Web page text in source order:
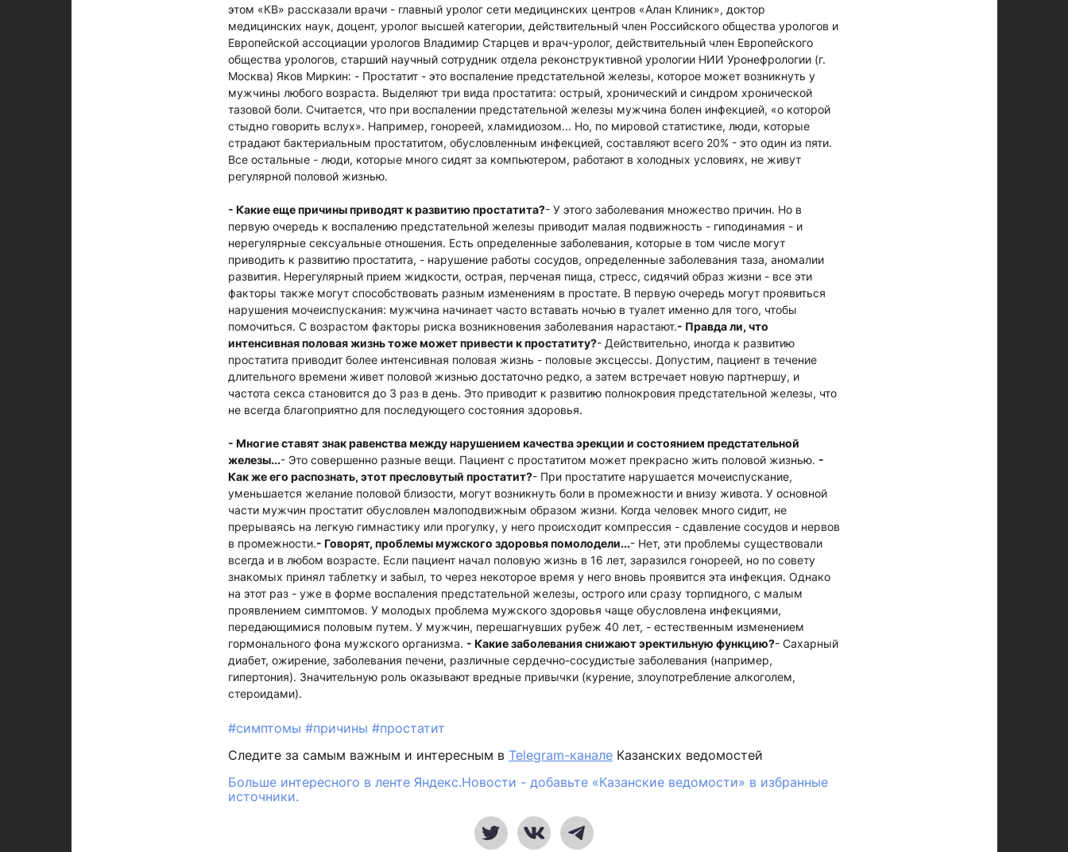
этом «КВ» рассказали врачи - главный уролог сети медицинских центров «Алан Клиник», доктор
медицинских наук, доцент, уролог высшей категории, действительный член Российского общества урологов и
Европейской ассоциации урологов Владимир Старцев и врач-уролог, действительный член Европейского
общества урологов, старший научный сотрудник отдела реконструктивной урологии НИИ Уронефрологии (г.
Москва) Яков Миркин: - Простатит - это воспаление предстательной железы, которое может возникнуть у
мужчины любого возраста. Выделяют три вида простатита: острый, хронический и синдром хронической
тазовой боли. Считается, что при воспалении предстательной железы мужчина болен инфекцией, «о которой
стыдно говорить вслух». Например, гонореей, хламидиозом... Но, по мировой статистике, люди, которые
страдают бактериальным простатитом, обусловленным инфекцией, составляют всего 20% - это один из пяти.
Все остальные - люди, которые много сидят за компьютером, работают в холодных условиях, не живут
регулярной половой жизнью.
- Какие еще причины приводят к развитию простатита?- У этого заболевания множество причин. Но в
первую очередь к воспалению предстательной железы приводит малая подвижность - гиподинамия - и
нерегулярные сексуальные отношения. Есть определенные заболевания, которые в том числе могут
приводить к развитию простатита, - нарушение работы сосудов, определенные заболевания таза, аномалии
развития. Нерегулярный прием жидкости, острая, перченая пища, стресс, сидячий образ жизни - все эти
факторы также могут способствовать разным изменениям в простате. В первую очередь могут проявиться
нарушения мочеиспускания: мужчина начинает часто вставать ночью в туалет именно для того, чтобы
помочиться. С возрастом факторы риска возникновения заболевания нарастают.- Правда ли, что
интенсивная половая жизнь тоже может привести к простатиту?- Действительно, иногда к развитию
простатита приводит более интенсивная половая жизнь - половые эксцессы. Допустим, пациент в течение
длительного времени живет половой жизнью достаточно редко, а затем встречает новую партнершу, и
частота секса становится до 3 раз в день. Это приводит к развитию полнокровия предстательной железы, что
не всегда благоприятно для последующего состояния здоровья.
- Многие ставят знак равенства между нарушением качества эрекции и состоянием предстательной
железы...- Это совершенно разные вещи. Пациент с простатитом может прекрасно жить половой жизнью. -
Как же его распознать, этот пресловутый простатит?- При простатите нарушается мочеиспускание,
уменьшается желание половой близости, могут возникнуть боли в промежности и внизу живота. У основной
части мужчин простатит обусловлен малоподвижным образом жизни. Когда человек много сидит, не
прерываясь на легкую гимнастику или прогулку, у него происходит компрессия - сдавление сосудов и нервов
в промежности.- Говорят, проблемы мужского здоровья помолодели...- Нет, эти проблемы существовали
всегда и в любом возрасте. Если пациент начал половую жизнь в 16 лет, заразился гонореей, но по совету
знакомых принял таблетку и забыл, то через некоторое время у него вновь проявится эта инфекция. Однако
на этот раз - уже в форме воспаления предстательной железы, острого или сразу торпидного, с малым
проявлением симптомов. У молодых проблема мужского здоровья чаще обусловлена инфекциями,
передающимися половым путем. У мужчин, перешагнувших рубеж 40 лет, - естественным изменением
гормонального фона мужского организма. - Какие заболевания снижают эректильную функцию?- Сахарный
диабет, ожирение, заболевания печени, различные сердечно-сосудистые заболевания (например,
гипертония). Значительную роль оказывают вредные привычки (курение, злоупотребление алкоголем,
стероидами).
#симптомы #причины #простатит
Следите за самым важным и интересным в Telegram-канале Казанских ведомостей
Больше интересного в ленте Яндекс.Новости - добавьте «Казанские ведомости» в избранные
источники.